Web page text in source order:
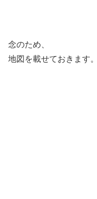
念のため、
地図を載せておきます。